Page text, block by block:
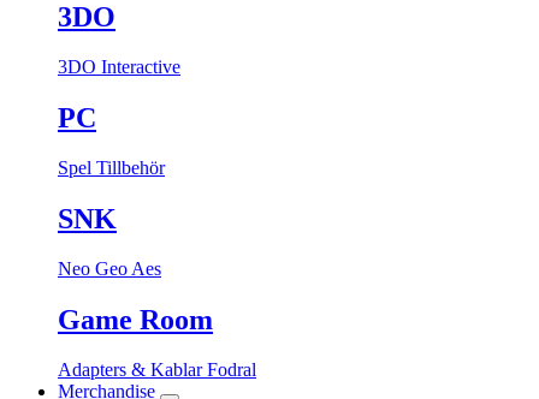
3DO
3DO Interactive
PC
Spel Tillbehör
SNK
Neo Geo Aes
Game Room
Adapters & KablarFodral
Merchandise